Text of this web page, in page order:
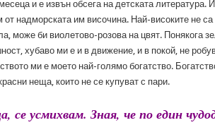
и е извън обсега на детската литература.
от надморската им височина. Най-високите не са
може би виолетово-розова на цвят. Понякога
хубаво ми е и в движение, и в покой, не
ми е моето най-голямо богатство.
неща, които не се купуват с пари.
се усмихвам. Зная, че по един